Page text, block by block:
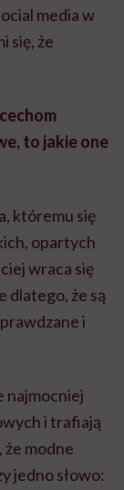
media w
się, że
to jakie one
któremu się
opartych
wraca się
dlatego, że są
i
najmocniej
i trafiają
modne
jedno słowo: